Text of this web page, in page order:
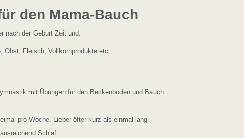
den Mama-Bauch
nach der Geburt Zeit und:
Obst, Fleisch, Vollkornprodukte etc.
mit Übungen für den Beckenboden und Bauch
pro Woche. Lieber öfter kurz als einmal lang
Schlaf